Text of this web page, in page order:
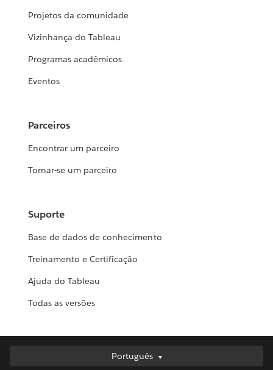
Projetos da comunidade
Vizinhança do Tableau
Programas acadêmicos
Eventos
Parceiros
Encontrar um parceiro
Tornar-se um parceiro
Suporte
Base de dados de conhecimento
Treinamento e Certificação
Ajuda do Tableau
Todas as versões
Português
Português